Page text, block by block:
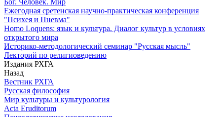
Бог. Человек. Мир
Ежегодная сретенская научно-практическая конференция
"Психея и Пневма"
Homo Loquens: язык и культура. Диалог культур в условиях
открытого мира
Историко-методологический семинар "Русская мысль"
Лекторий по религиоведению
Издания РХГА
Назад
Вестник РХГА
Русская философия
Мир культуры и культурология
Acta Eruditorum